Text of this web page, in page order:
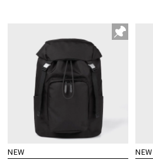
NEW
NEW